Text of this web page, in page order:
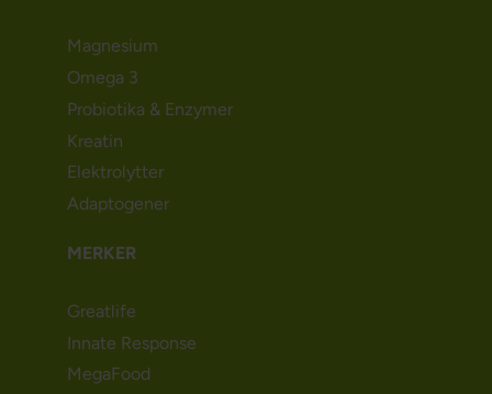
Magnesium
Omega 3
Probiotika & Enzymer
Kreatin
Elektrolytter
Adaptogener
MERKER
Greatlife
Innate Response
MegaFood